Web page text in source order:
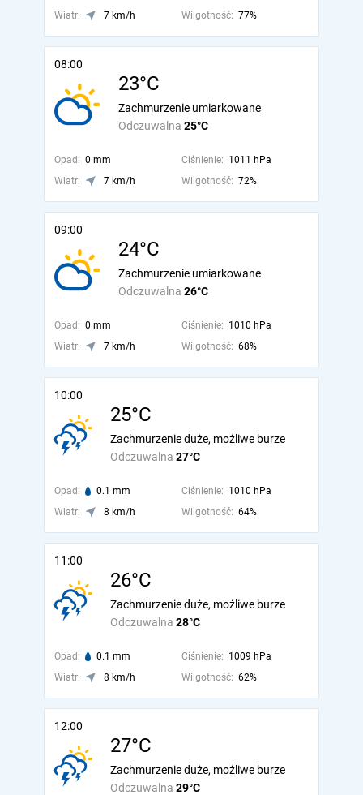
Wiatr: 7 km/h Wilgotność: 77%
08:00
23°C
Odczuwalna 25°C
Zachmurzenie umiarkowane
Opad: 0 mm Ciśnienie: 1011 hPa
Wiatr:
7 km/h Wilgotność: 72%
09:00
24°C
Odczuwalna 26°C
Zachmurzenie umiarkowane
Opad: 0 mm Ciśnienie: 1010 hPa
Wiatr:
7 km/h Wilgotność: 68%
10:00
25°C
Odczuwalna 27°C
Zachmurzenie duże, możliwe burze
Opad: 0.1 mm Ciśnienie: 1010 hPa
Wiatr:
8 km/h Wilgotność: 64%
11:00
26°C
Odczuwalna 28°C
Zachmurzenie duże, możliwe burze
Opad: 0.1 mm Ciśnienie: 1009 hPa
Wiatr:
8 km/h Wilgotność: 62%
12:00
27°C
Odczuwalna 29°C
Zachmurzenie duże, możliwe burze